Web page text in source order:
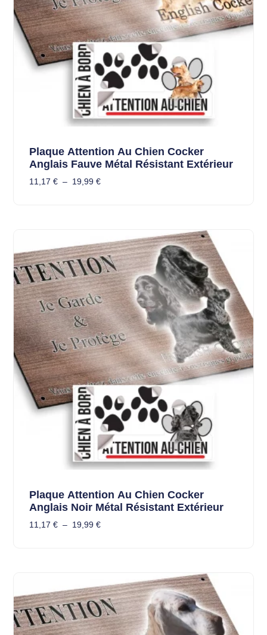
Plaque Attention Au Chien Cocker
Anglais Fauve Métal Résistant Extérieur
11,17 € – 19,99 €
Plaque Attention Au Chien Cocker
Anglais Noir Métal Résistant Extérieur
11,17 € – 19,99 €